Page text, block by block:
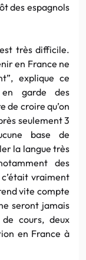
des espagnols
très difficile.
en France ne
explique ce
garde des
de croire qu’on
seulement 3
base de
la langue très
des
vraiment
vite compte
seront jamais
cours, deux
en France à